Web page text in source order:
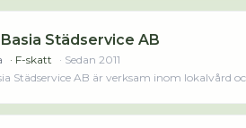
Basia Städservice AB
· F-skatt · Sedan 2011
Städservice AB är verksam inom